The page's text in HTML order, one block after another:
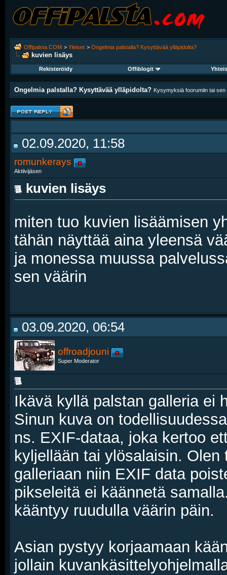
Offipalsta.COM > Yleiset > Ongelmia palstalla? Kysyttävää ylläpidolta?
kuvien lisäys
Rekisteröidy Offiblogit
Ongelmia palstalla? Kysyttävää ylläpidolta? Kysymyksiä foorumiin tai
02.09.2020, 11:58
romunkerays
Aktiivijäsen
kuvien lisäys
miten tuo kuvien lisäämisen
tähän näyttää aina yleensä
ja monessa muussa
sen väärin
03.09.2020, 06:54
offroadjouni
Super Moderator
Ikävä kyllä palstan galleria ei
Sinun kuva on
ns. EXIF-dataa, joka kertoo
kyljellään tai ylösalaisin.
galleriaan niin EXIF data
pikseleitä ei käännetä
kääntyy ruudulla väärin päin.
Asian pystyy korjaamaan
jollain